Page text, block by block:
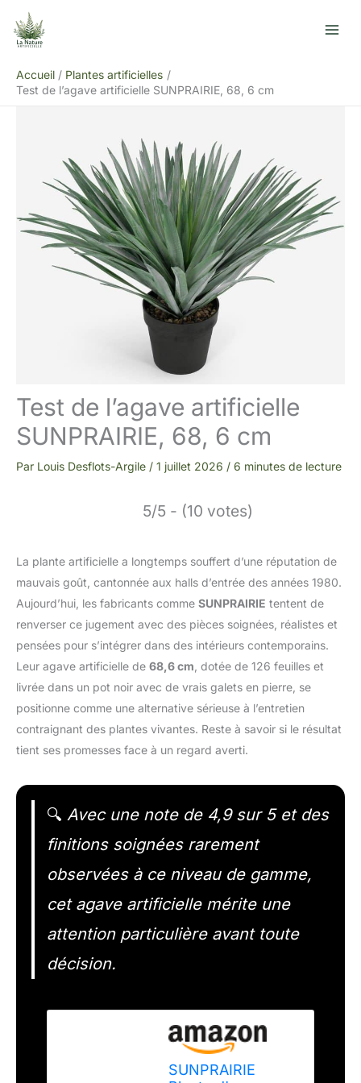
contenu
Accueil
Plantes artificielles
Test de l’agave artificielle SUNPRAIRIE, 68, 6 cm
Test de l’agave artificielle
SUNPRAIRIE, 68, 6 cm
Par Louis Desflots-Argile / 1 juillet 2026 / 6 minutes de lecture
5/5 - (10 votes)
La plante artificielle a longtemps souffert d’une réputation de
mauvais goût, cantonnée aux halls d’entrée des années 1980.
Aujourd’hui, les fabricants comme SUNPRAIRIE tentent de
renverser ce jugement avec des pièces soignées, réalistes et
pensées pour s’intégrer dans des intérieurs contemporains.
Leur agave artificielle de 68,6 cm , dotée de 126 feuilles et
livrée dans un pot noir avec de vrais galets en pierre, se
positionne comme une alternative sérieuse à l’entretien
contraignant des plantes vivantes. Reste à savoir si le résultat
tient ses promesses face à un regard averti.
🔍 Avec une note de 4,9 sur 5 et des
finitions soignées rarement
observées à ce niveau de gamme,
cet agave artificielle mérite une
attention particulière avant toute
décision.
SUNPRAIRIE
Rechercher